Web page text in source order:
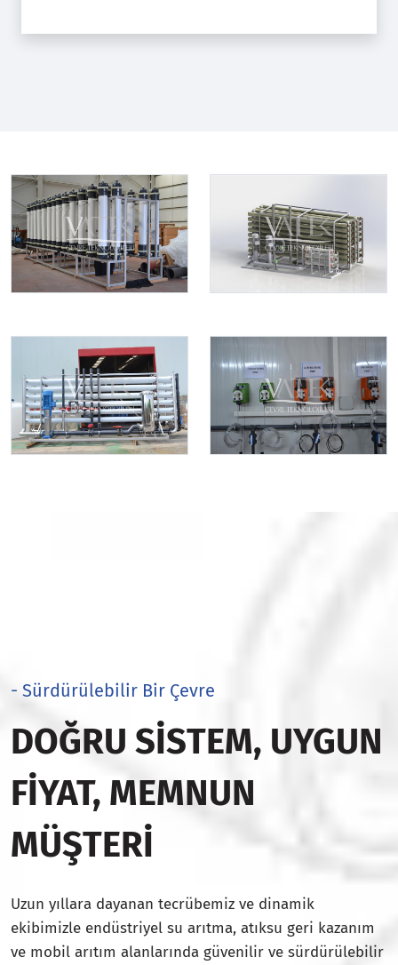
- Sürdürülebilir Bir Çevre
DOĞRU SISTEM, UYGUN
FIYAT, MEMNUN
MÜŞTERI
Uzun yıllara dayanan tecrübemiz ve dinamik
ekibimizle endüstriyel su arıtma, atıksu geri kazanım
ve mobil arıtım alanlarında güvenilir ve sürdürülebilir